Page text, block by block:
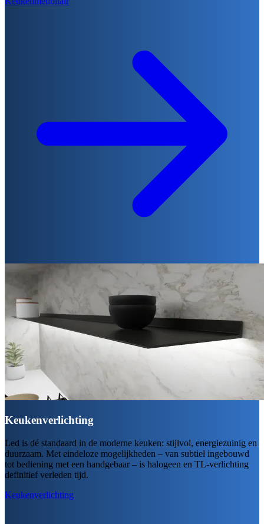
Keukenverlichting
Led is dé standaard in de moderne keuken: stijlvol, energiezuinig en
duurzaam. Met eindeloze mogelijkheden – van subtiel ingebouwd
tot bediening met een handgebaar – is halogeen en TL-verlichting
definitief verleden tijd.
Keukenverlichting